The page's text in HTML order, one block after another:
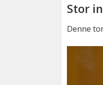
Stor
Denne